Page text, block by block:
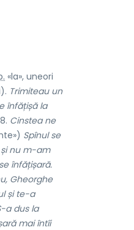
«la», uneori
Trimiteau un
înfățișă la
Cinstea ne
Spînul se
nu m-am
înfățișară.
Gheorghe
și te-a
a dus la
mai întîi